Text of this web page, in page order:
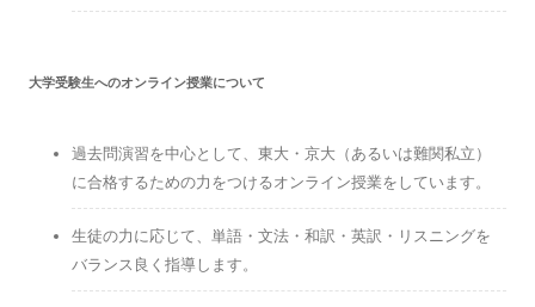
大学受験生へのオンライン授業について
過去問演習を中心として、東大・京大（あるいは難関私立）
に合格するための力をつけるオンライン授業をしています。
生徒の力に応じて、単語・文法・和訳・英訳・リスニングを
バランス良く指導します。